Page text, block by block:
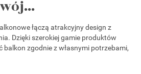
łączą atrakcyjny design z
Dzięki szerokiej gamie produktów
balkon zgodnie z własnymi potrzebami,